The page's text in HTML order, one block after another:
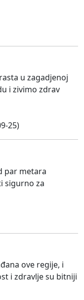
u zagadjenoj
i zivimo zdrav
25)
par metara
sigurno za
ove regije, i
i zdravlje su bitniji